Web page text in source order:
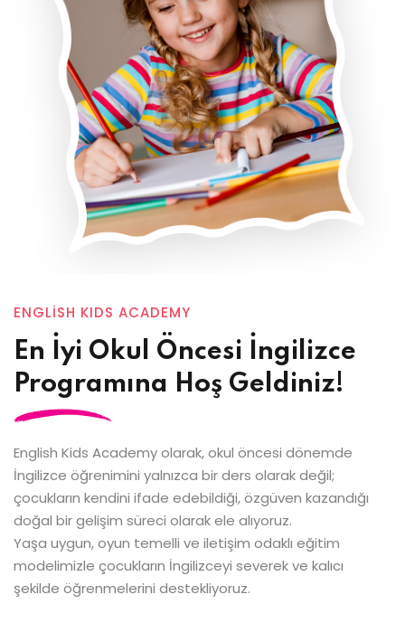
ENGLISH KIDS ACADEMY
En İyi Okul Öncesi İngilizce
Programına Hoş Geldiniz!
English Kids Academy olarak, okul öncesi dönemde
İngilizce öğrenimini yalnızca bir ders olarak değil;
çocukların kendini ifade edebildiği, özgüven kazandığı
doğal bir gelişim süreci olarak ele alıyoruz.
Yaşa uygun, oyun temelli ve iletişim odaklı eğitim
modelimizle çocukların İngilizceyi severek ve kalıcı
şekilde öğrenmelerini destekliyoruz.